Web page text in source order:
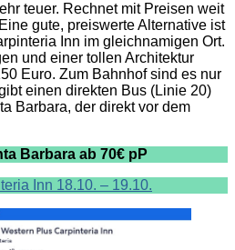
teuer. Rechnet mit Preisen weit
gute, preiswerte Alternative ist
Inn im gleichnamigen Ort.
und einer tollen Architektur
Euro. Zum Bahnhof sind es nur
einen direkten Bus (Linie 20)
Barbara, der direkt vor dem
Barbara ab 70€ pP
Inn 18.10. – 19.10.